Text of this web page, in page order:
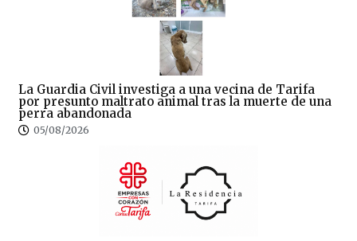
La Guardia Civil investiga a una vecina de Tarifa
por presunto maltrato animal tras la muerte de una
perra abandonada
05/08/2026